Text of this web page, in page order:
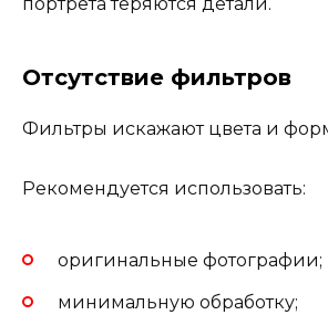
Отсутствие фильтров
Фильтры искажают цвета и
Рекомендуется использовать:
оригинальные фотографии;
минимальную обработку;